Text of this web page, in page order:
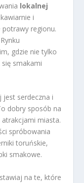
lokalnej
i
regionu.
gdzie nie tylko
smakami
jest serdeczna i
dobry sposób na
atrakcjami miasta.
spróbowania
toruńskie,
smakowe.
na te, które